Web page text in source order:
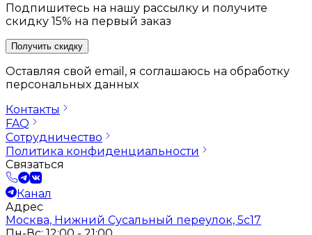
Подпишитесь на нашу рассылку и получите
скидку 15% на первый заказ
Получить скидку
Оставляя свой email, я соглашаюсь на обработку
персональных данных
Контакты
FAQ
Сотрудничество
Политика конфиденциальности
Связаться
Канал
Адрес
Москва, Нижний Сусальный переулок, 5с17